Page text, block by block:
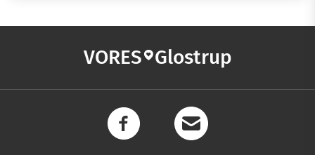
VORES Glostrup